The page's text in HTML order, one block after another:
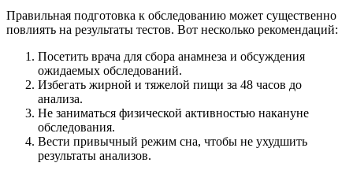
Правильная подготовка к обследованию может существенно
повлиять на результаты тестов. Вот несколько рекомендаций:
Посетить врача для сбора анамнеза и обсуждения
ожидаемых обследований.
Избегать жирной и тяжелой пищи за 48 часов до
анализа.
Не заниматься физической активностью накануне
обследования.
Вести привычный режим сна, чтобы не ухудшить
результаты анализов.